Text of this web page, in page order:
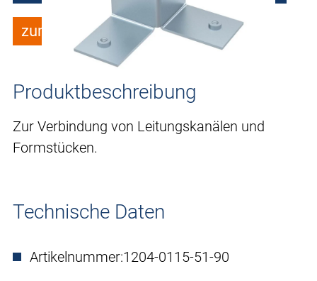
zum Merkzettel hinzufügen
Produktbeschreibung
Zur Verbindung von Leitungskanälen und
Formstücken.
Technische Daten
Artikelnummer:1204-0115-51-90